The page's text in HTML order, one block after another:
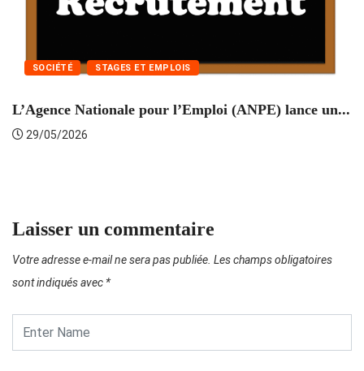
SOCIÉTÉ STAGES ET EMPLOIS
L’Agence Nationale pour l’Emploi (ANPE) lance un...
29/05/2026
Laisser un commentaire
Votre adresse e-mail ne sera pas publiée. Les champs obligatoires
sont indiqués avec *